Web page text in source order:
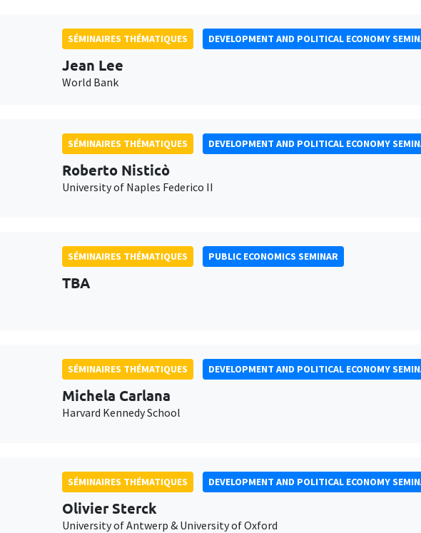
SÉMINAIRES THÉMATIQUES DEVELOPMENT AND POLITICAL ECONOMY
Jean Lee
World Bank
SÉMINAIRES THÉMATIQUES DEVELOPMENT AND POLITICAL ECONOMY
Roberto Nisticò
University of Naples Federico II
SÉMINAIRES THÉMATIQUES PUBLIC ECONOMICS SEMINAR
TBA
SÉMINAIRES THÉMATIQUES DEVELOPMENT AND POLITICAL ECONOMY
Michela Carlana
Harvard Kennedy School
SÉMINAIRES THÉMATIQUES DEVELOPMENT AND POLITICAL ECONOMY
Olivier Sterck
University of Antwerp & University of Oxford